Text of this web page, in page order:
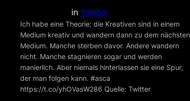
in Twitter
Ich habe eine Theorie: die Kreativen sind in einem
Medium kreativ und wandern dann zu dem nächsten
Medium. Manche sterben davor. Andere wandern
nicht. Manche stagnieren sogar und werden
manierlich. Aber niemals hinterlassen sie eine Spur,
der man folgen kann. #asca
https://t.co/yhOVasW286 Quelle: Twitter